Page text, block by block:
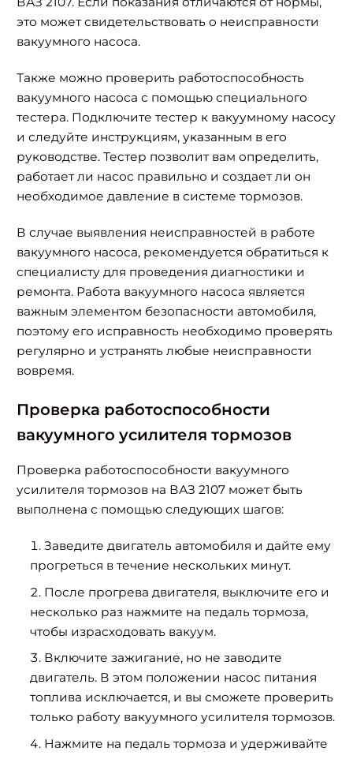
это может свидетельствовать о неисправности
вакуумного насоса.
Также можно проверить работоспособность
вакуумного насоса с помощью специального
тестера. Подключите тестер к вакуумному насосу
и следуйте инструкциям, указанным в его
руководстве. Тестер позволит вам определить,
работает ли насос правильно и создает ли он
необходимое давление в системе тормозов.
В случае выявления неисправностей в работе
вакуумного насоса, рекомендуется обратиться к
специалисту для проведения диагностики и
ремонта. Работа вакуумного насоса является
важным элементом безопасности автомобиля,
поэтому его исправность необходимо проверять
регулярно и устранять любые неисправности
вовремя.
Проверка работоспособности
вакуумного усилителя тормозов
Проверка работоспособности вакуумного
усилителя тормозов на ВАЗ 2107 может быть
выполнена с помощью следующих шагов:
Заведите двигатель автомобиля и дайте ему
прогреться в течение нескольких минут.
После прогрева двигателя, выключите его и
несколько раз нажмите на педаль тормоза,
чтобы израсходовать вакуум.
Включите зажигание, но не заводите
двигатель. В этом положении насос питания
топлива исключается, и вы сможете проверить
только работу вакуумного усилителя тормозов.
Нажмите на педаль тормоза и удерживайте
Найти: